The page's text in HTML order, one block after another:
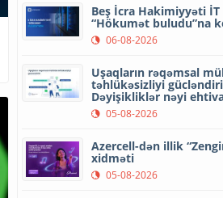
Beş İcra Hakimiyyəti
“Hökumət buludu”na
06-08-2026
Uşaqların rəqəmsal
təhlükəsizliyi
Dəyişikliklər nəyi
05-08-2026
Azercell-dən illik
xidməti
05-08-2026